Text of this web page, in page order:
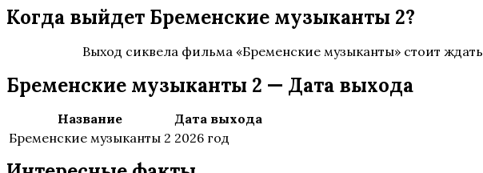
Когда выйдет Бременские музыканты 2?
Выход сиквела фильма «Бременские музыканты» стоит ждать
Бременские музыканты 2 — Дата выхода
Название
Дата выхода
Бременские музыканты 2 2026 год